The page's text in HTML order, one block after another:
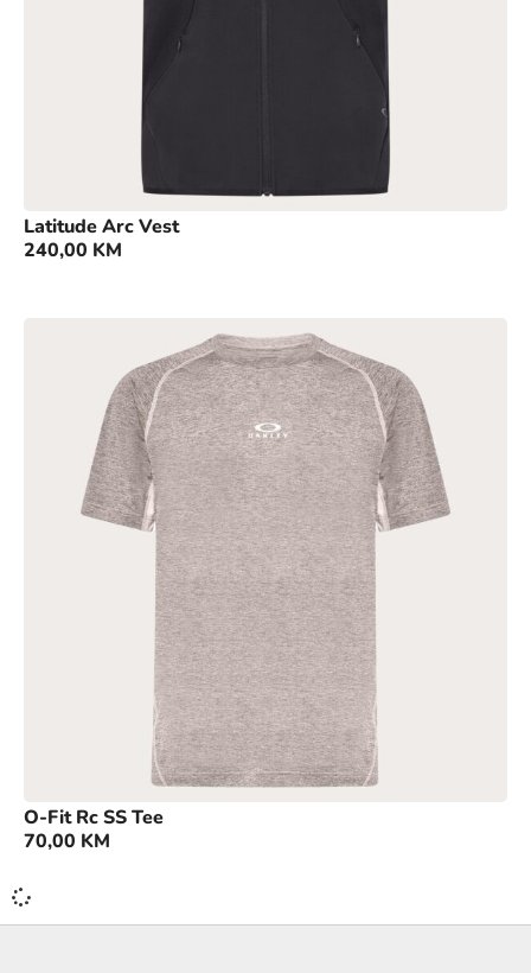
Latitude Arc Vest
240,00 KM
O-Fit Rc SS Tee
70,00 KM